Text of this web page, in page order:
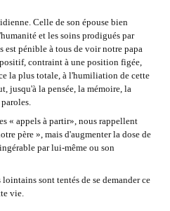
Celle de son épouse bien
et les soins prodigués par
pénible à tous de voir notre papa
contraint à une position figée,
la plus totale, à l'humiliation de cette
jusqu'à la pensée, la mémoire, la
« appels à partir», nous rappellent
père », mais d'augmenter la dose de
par lui-même ou son
sont tentés de se demander ce
vie.